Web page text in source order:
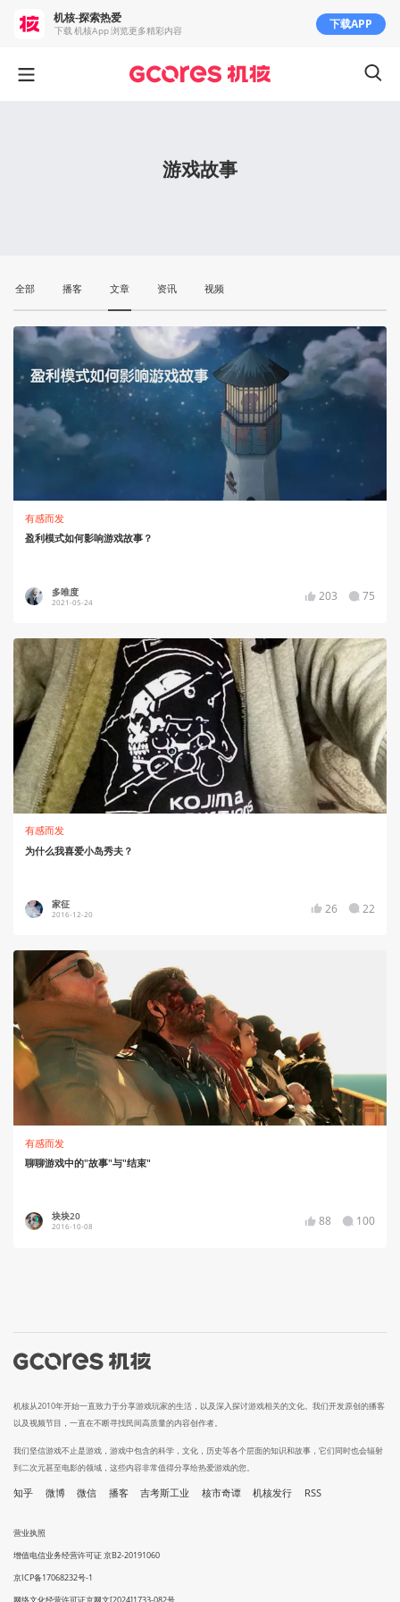
游戏故事
全部 播客 文章 资讯 视频
有感而发
盈利模式如何影响游戏故事？
多唯度
2021-05-24 203 75
有感而发
为什么我喜爱小岛秀夫？
家征
2016-12-20 26 22
有感而发
聊聊游戏中的"故事"与"结束"
块块20
2016-10-08 88 100
机核从2010年开始一直致力于分享游戏玩家的生活，以及深入探讨游戏相关的文化。我们开发原创的播客
以及视频节目，一直在不断寻找民间高质量的内容创作者。
我们坚信游戏不止是游戏，游戏中包含的科学，文化，历史等各个层面的知识和故事，它们同时也会辐射
到二次元甚至电影的领域，这些内容非常值得分享给热爱游戏的您。
知乎 微博 微信 播客 吉考斯工业 核市奇谭 机核发行 RSS
营业执照
增值电信业务经营许可证 京B2-20191060
京ICP备17068232号-1
机核-探索热爱
下载 机核App 浏览更多精彩内容 下载APP